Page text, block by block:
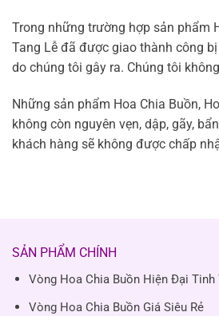
Trong những trường hợp sản phẩm
Tang Lễ đã được giao thành công
do chúng tôi gây ra. Chúng tôi
Những sản phẩm Hoa Chia Buồn,
không còn nguyên vẹn, dập, gãy,
khách hàng sẽ không được chấp
SẢN PHẨM CHÍNH
Vòng Hoa Chia Buồn Hiện Đại Tinh
Vòng Hoa Chia Buồn Giá Siêu Rẻ